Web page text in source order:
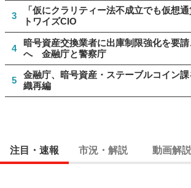
3
「仮にクラリティー法不成立でも仮想
トワイズCIO
4
暗号資産交換業者に出庫制限強化を要
へ 金融庁と警察庁
5
金融庁、暗号資産・ステーブルコイン
織再編
注目・速報 市況・解説 動画解説